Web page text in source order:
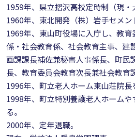
1959年、県立摺沢高校定時制（現・
1960年、東北開発（株）岩手セメン
1969年、東山町役場に入庁し、教
係・社会教育係、社会教育主事、建
画課課長補佐兼秘書人事係長、町民
長、教育委員会教育次長兼社会教育
1996年、町立老人ホーム東山荘院長
1998年、町立特別養護老人ホーム
る。
2000年、定年退職。